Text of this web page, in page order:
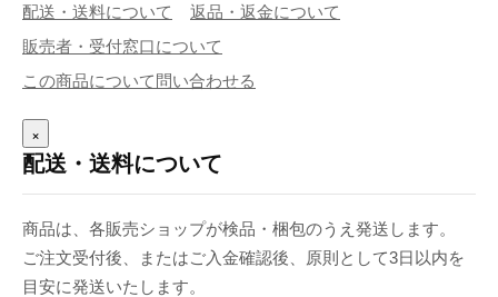
配送・送料について
返品・返金について
販売者・受付窓口について
この商品について問い合わせる
×
配送・送料について
商品は、各販売ショップが検品・梱包のうえ発送します。
ご注文受付後、またはご入金確認後、原則として3日以内を
目安に発送いたします。